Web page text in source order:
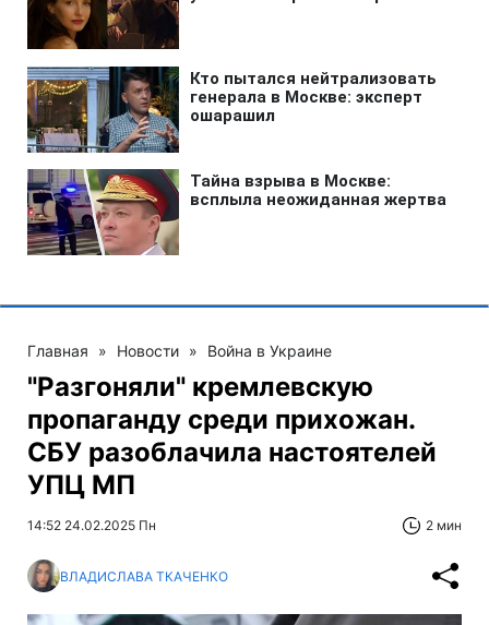
Главная » Новости » Война в Украине
"Разгоняли" кремлевскую
пропаганду среди прихожан.
СБУ разоблачила настоятелей
УПЦ МП
14:52 24.02.2025 Пн 2 мин
ВЛАДИСЛАВА ТКАЧЕНКО